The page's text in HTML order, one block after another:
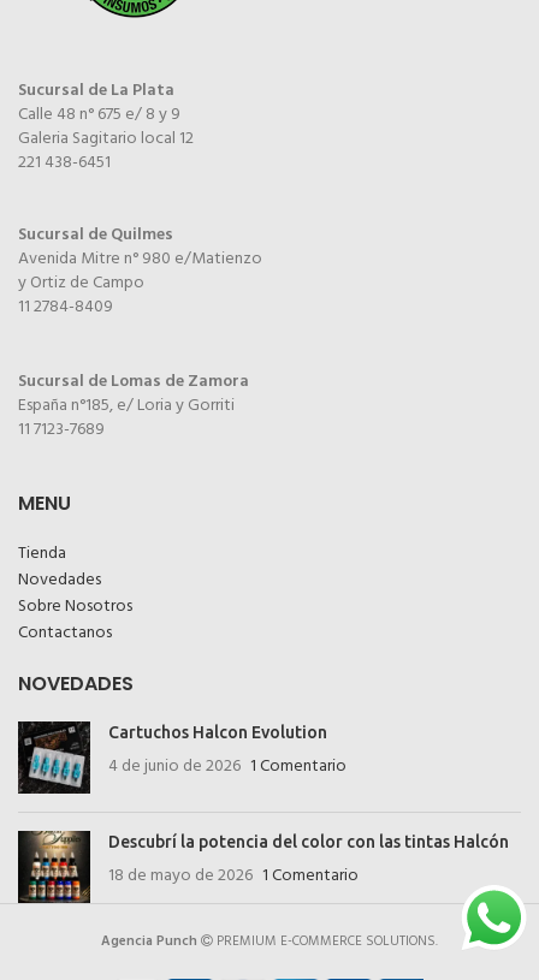
Sucursal de La Plata
Calle 48 n° 675 e/ 8 y 9
Galeria Sagitario local 12
221 438-6451
Sucursal de Quilmes
Avenida Mitre n° 980 e/Matienzo
y Ortiz de Campo
11 2784-8409
Sucursal de Lomas de Zamora
España n°185, e/ Loria y Gorriti
11 7123-7689
MENU
Tienda
Novedades
Sobre Nosotros
Contactanos
NOVEDADES
Cartuchos Halcon Evolution
4 de junio de 2026 1 Comentario
Descubrí la potencia del color con las tintas Halcón
18 de mayo de 2026 1 Comentario
Agencia Punch PREMIUM E-COMMERCE SOLUTIONS.